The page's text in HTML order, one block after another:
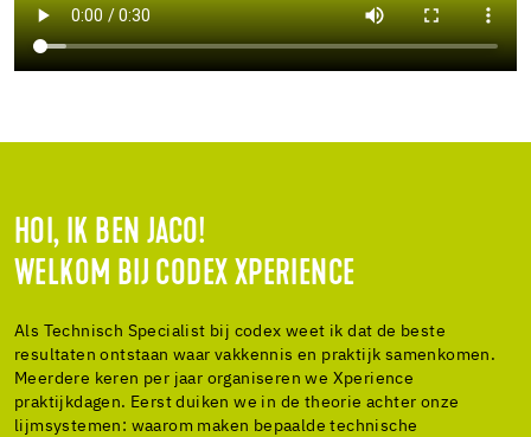
HOI, IK BEN JACO!
WELKOM BIJ CODEX XPERIENCE
Als Technisch Specialist bij codex weet ik dat de beste
resultaten ontstaan waar vakkennis en praktijk samenkomen.
Meerdere keren per jaar organiseren we Xperience
praktijkdagen. Eerst duiken we in de theorie achter onze
lijmsystemen: waarom maken bepaalde technische